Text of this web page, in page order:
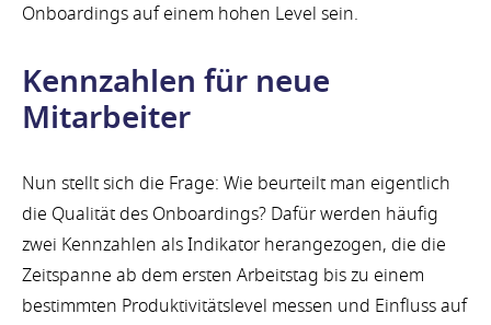
Onboardings auf einem hohen Level sein.
Kennzahlen für neue
Mitarbeiter
Nun stellt sich die Frage: Wie beurteilt man eigentlich
die Qualität des Onboardings? Dafür werden häufig
zwei Kennzahlen als Indikator herangezogen, die die
Zeitspanne ab dem ersten Arbeitstag bis zu einem
bestimmten Produktivitätslevel messen und Einfluss auf